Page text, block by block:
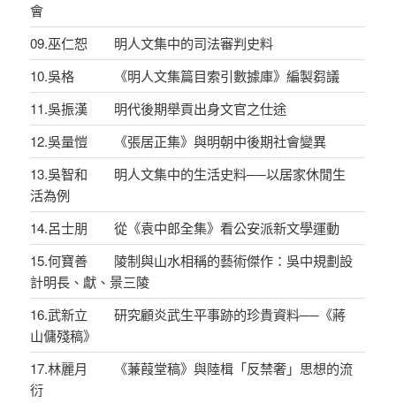
會
09.巫仁恕 明人文集中的司法審判史料
10.吳格 《明人文集篇目索引數據庫》編製芻議
11.吳振漢 明代後期舉貢出身文官之仕途
12.吳量愷 《張居正集》與明朝中後期社會變異
13.吳智和 明人文集中的生活史料──以居家休閒生
活為例
14.呂士朋 從《袁中郎全集》看公安派新文學運動
15.何寶善 陵制與山水相稱的藝術傑作：吳中規劃設
計明長、獻、景三陵
16.武新立 研究顧炎武生平事跡的珍貴資料──《蔣
山傭殘稿》
17.林麗月 《蒹葭堂稿》與陸楫「反禁奢」思想的流
衍